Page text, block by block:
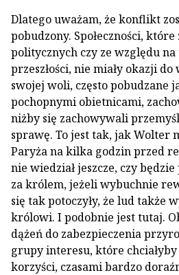
Dlatego uważam, że konflikt
pobudzony. Społeczności,
politycznych czy ze względu
przeszłości, nie miały okazji
swojej woli, często pobudzane
pochopnymi obietnicami,
niżby się zachowywali
sprawę. To jest tak, jak Wolter
Paryża na kilka godzin przed
nie wiedział jeszcze, czy
za królem, jeżeli wybuchnie
się tak potoczyły, że lud także
królowi. I podobnie jest tutaj.
dążeń do zabezpieczenia
grupy interesu, które
korzyści, czasami bardzo